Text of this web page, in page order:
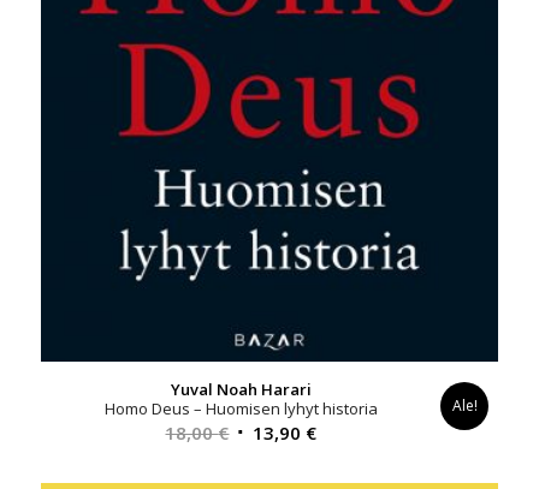
Yuval Noah Harari
Homo Deus – Huomisen lyhyt historia
18,00€ Alkuperäinen
13,90 €Nykyinen
Ale!